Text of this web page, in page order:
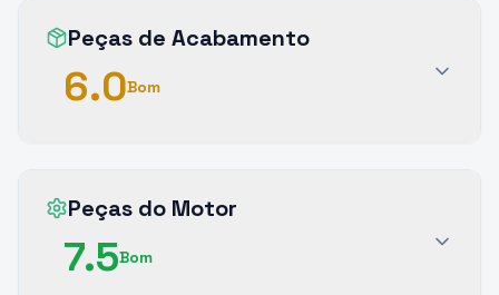
Peças de Acabamento
6.0Bom
Peças do Motor
7.5Bom